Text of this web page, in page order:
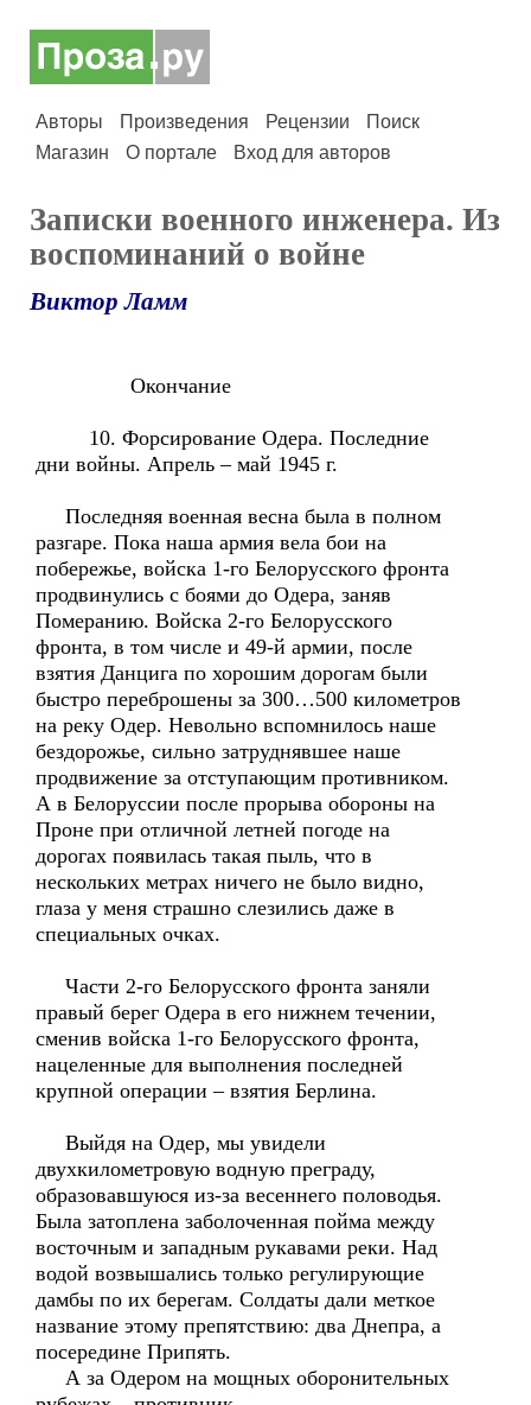
Авторы Произведения Рецензии
Поиск
Магазин
О портале Вход для авторов
Записки военного инженера. Из
воспоминаний о войне
Виктор Ламм
Окончание
10. Форсирование Одера. Последние
дни войны. Апрель – май 1945 г.
Последняя военная весна была в полном
разгаре. Пока наша армия вела бои на
побережье, войска 1-го Белорусского фронта
продвинулись с боями до Одера, заняв
Померанию. Войска 2-го Белорусского
фронта, в том числе и 49-й армии, после
взятия Данцига по хорошим дорогам были
быстро переброшены за 300…500 километров
на реку Одер. Невольно вспомнилось наше
бездорожье, сильно затруднявшее наше
продвижение за отступающим противником.
А в Белоруссии после прорыва обороны на
Проне при отличной летней погоде на
дорогах появилась такая пыль, что в
нескольких метрах ничего не было видно,
глаза у меня страшно слезились даже в
специальных очках.
Части 2-го Белорусского фронта заняли
правый берег Одера в его нижнем течении,
сменив войска 1-го Белорусского фронта,
нацеленные для выполнения последней
крупной операции – взятия Берлина.
Выйдя на Одер, мы увидели
двухкилометровую водную преграду,
образовавшуюся из-за весеннего половодья.
Была затоплена заболоченная пойма между
восточным и западным рукавами реки. Над
водой возвышались только регулирующие
дамбы по их берегам. Солдаты дали меткое
название этому препятствию: два Днепра, а
посередине Припять.
А за Одером на мощных оборонительных